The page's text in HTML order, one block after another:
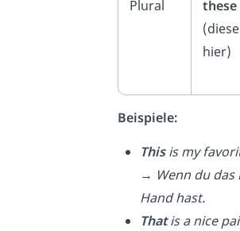
Plural
these
(diese
hier)
Beispiele:
Thisis my
→ Wenn du das
Hand hast.
Thatis a nice